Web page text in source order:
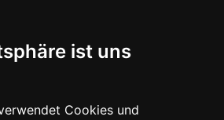
ist uns
Cookies und